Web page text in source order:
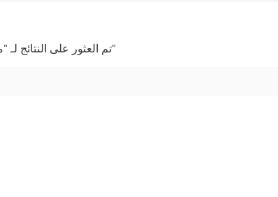
1 تم العثور على النتائج لـ "مادة البولي فينيل كلوريد المقاومة لتقلبات درجة الحرارة"